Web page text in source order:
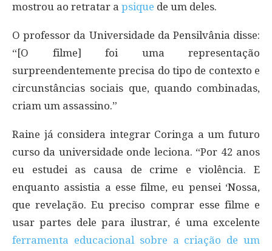
mostrou ao retratar a psique de um deles.
O professor da Universidade da Pensilvânia disse:
“[O filme] foi uma representação
surpreendentemente precisa do tipo de contexto e
circunstâncias sociais que, quando combinadas,
criam um assassino.”
Raine já considera integrar Coringa a um futuro
curso da universidade onde leciona. “Por 42 anos
eu estudei as causa de crime e violência. E
enquanto assistia a esse filme, eu pensei ‘Nossa,
que revelação. Eu preciso comprar esse filme e
usar partes dele para ilustrar, é uma excelente
ferramenta educacional sobre a criação de um